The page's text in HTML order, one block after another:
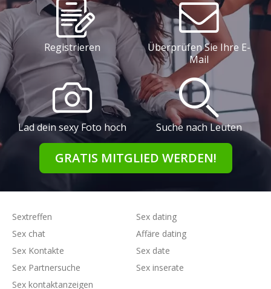
Registrieren
Überprüfen Sie Ihre E-
Mail
Lad dein sexy Foto hoch Suche nach Leuten
GRATIS MITGLIED WERDEN!
Sextreffen
Sex chat
Sex Kontakte
Sex dating
Affäre dating
Sex date
Sex Partnersuche
Sex kontaktanzeigen
Sex inserate